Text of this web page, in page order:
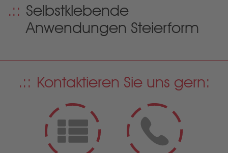
Selbstklebende
Anwendungen Steierform
Kontaktieren Sie uns gern: